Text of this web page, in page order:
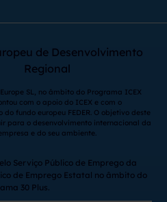
de Desenvolvimento
Regional
SL, no âmbito do Programa ICEX
com o apoio do ICEX e com o
fundo europeu FEDER. O objetivo deste
para o desenvolvimento internacional da
e do seu ambiente.
Serviço Público de Emprego da
de Emprego Estatal no âmbito do
30 Plus.